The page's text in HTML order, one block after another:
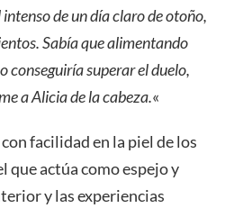
intenso de un día claro de otoño,
Sabía que alimentando
conseguiría superar el duelo,
a Alicia de la cabeza.«
facilidad en la piel de los
que actúa como espejo y
y las experiencias